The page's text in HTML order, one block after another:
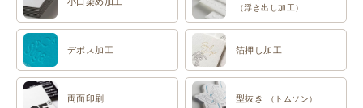
（浮き出し加工）
デボス加工 箔押し加工
両面印刷 型抜き （トムソン）